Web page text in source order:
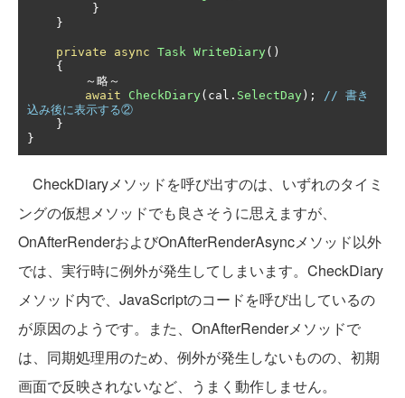
}
}
private async Task WriteDiary()
{
～略～
await
CheckDiary( cal . SelectDay );
// 書き
込み後に表示する②
}
}
CheckDiaryメソッドを呼び出すのは、いずれのタイミ
ングの仮想メソッドでも良さそうに思えますが、
OnAfterRenderおよびOnAfterRenderAsyncメソッド以外
では、実行時に例外が発生してしまいます。CheckDiary
メソッド内で、JavaScriptのコードを呼び出しているの
が原因のようです。また、OnAfterRenderメソッドで
は、同期処理用のため、例外が発生しないものの、初期
画面で反映されないなど、うまく動作しません。